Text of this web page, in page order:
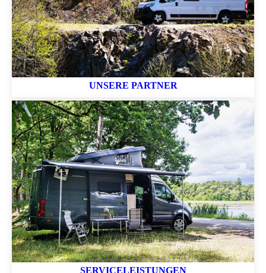
UNSERE PARTNER
SERVICELEISTUNGEN